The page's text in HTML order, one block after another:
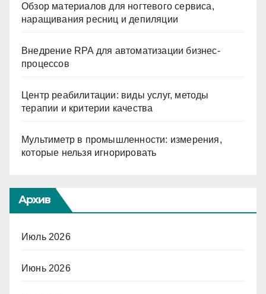
Обзор материалов для ногтевого сервиса,
наращивания ресниц и депиляции
Внедрение RPA для автоматизации бизнес-
процессов
Центр реабилитации: виды услуг, методы
терапии и критерии качества
Мультиметр в промышленности: измерения,
которые нельзя игнорировать
Архив
Июль 2026
Июнь 2026